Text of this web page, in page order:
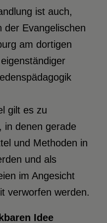
ist auch,
der Evangelischen
am dortigen
gilt es zu
in denen gerade
und Methoden in
und als
im Angesicht
verworfen werden.
Idee